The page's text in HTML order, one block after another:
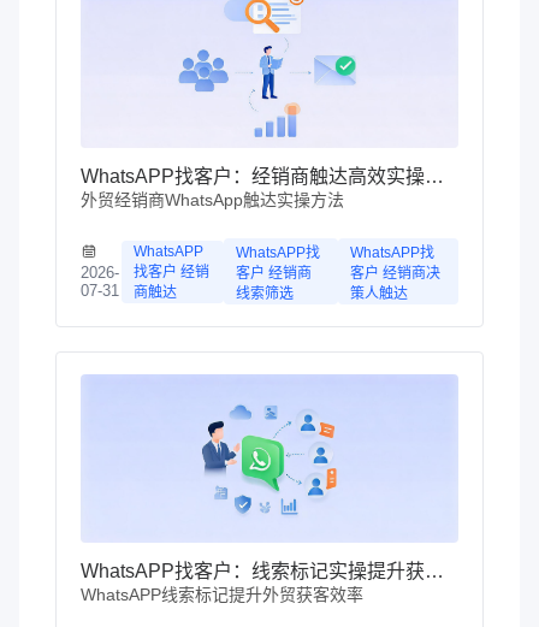
WhatsAPP找客户：经销商触达高效实操手册
外贸经销商WhatsApp触达实操方法
2026-
07-31
WhatsAPP
找客户 经销
商触达
WhatsAPP找
客户 经销商
线索筛选
WhatsAPP找
客户 经销商决
策人触达
WhatsAPP找客户：线索标记实操提升获客效率
WhatsAPP线索标记提升外贸获客效率